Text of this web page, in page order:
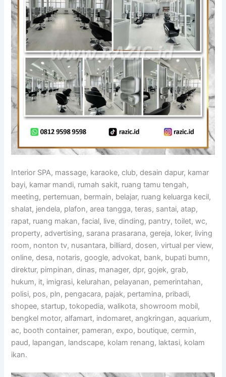
Interior SPA, massage, karaoke, club, desain dapur, kamar
bayi, kamar mandi, rumah sakit, ruang tamu tengah,
meeting, pertemuan, bermain, belajar, ruang keluarga kecil,
shalat, jendela, plafon, area tangga, teras, santai, atap,
rapat, ruang makan, facial, live, dinding, pantry, toilet, wc,
property, advertising, sarana prasarana, gereja, loker, living
room, nonton tv, nusantara, billiard, dosen, virtual per view,
online, desa, notaris, google, advokat, bank, bupati bumn,
direktur, pimpinan, dinas, manager, dpr, gojek, grab,
hukum, it, imigrasi, kelurahan, pelayanan, pemerintahan,
polisi, pos, pln, pengacara, pajak, pertamina, pribadi,
shopee, startup, tokopedia, walikota, showroom mobil,
bengkel motor, alfamart, indomaret, angkringan, aquarium,
ac, booth container, pameran, expo, boutique, cermin,
paud, lapangan, landscape, kolam renang, laktasi, kolam
ikan.